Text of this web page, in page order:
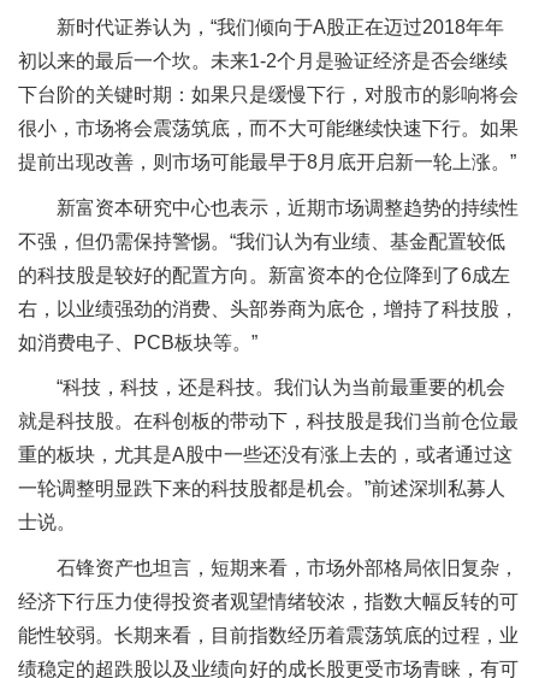
新时代证券认为，“我们倾向于A股正在迈过2018年年
初以来的最后一个坎。未来1-2个月是验证经济是否会继续
下台阶的关键时期：如果只是缓慢下行，对股市的影响将会
很小，市场将会震荡筑底，而不大可能继续快速下行。如果
提前出现改善，则市场可能最早于8月底开启新一轮上涨。”
新富资本研究中心也表示，近期市场调整趋势的持续性
不强，但仍需保持警惕。“我们认为有业绩、基金配置较低
的科技股是较好的配置方向。新富资本的仓位降到了6成左
右，以业绩强劲的消费、头部券商为底仓，增持了科技股，
如消费电子、PCB板块等。”
“科技，科技，还是科技。我们认为当前最重要的机会
就是科技股。在科创板的带动下，科技股是我们当前仓位最
重的板块，尤其是A股中一些还没有涨上去的，或者通过这
一轮调整明显跌下来的科技股都是机会。”前述深圳私募人
士说。
石锋资产也坦言，短期来看，市场外部格局依旧复杂，
经济下行压力使得投资者观望情绪较浓，指数大幅反转的可
能性较弱。长期来看，目前指数经历着震荡筑底的过程，业
绩稳定的超跌股以及业绩向好的成长股更受市场青睐，有可